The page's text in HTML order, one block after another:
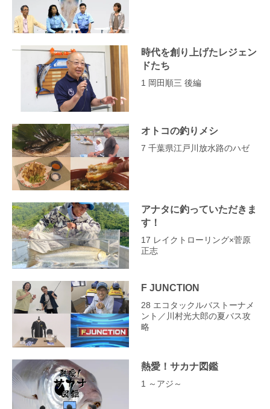
時代を創り上げたレジェン
ドたち
1 岡田順三 後編
オトコの釣りメシ
7 千葉県江戸川放水路のハゼ
アナタに釣っていただきま
す！
17 レイクトローリング×菅原
正志
F JUNCTION
28 エコタックルバストーナメ
ント／川村光大郎の夏バス攻
略
熱愛！サカナ図鑑
1 ～アジ～